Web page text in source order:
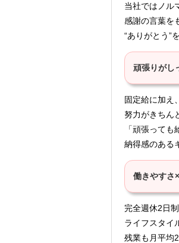
当社ではノル
感謝の言葉を
“ありがとう”
頑張りがし
固定給に加え
努力がきちん
「頑張って
納得感のある
働きやすさ
完全週休2日
ライフスタイ
残業も月平均